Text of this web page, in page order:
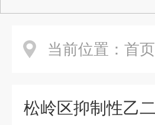
当前位置： 首页